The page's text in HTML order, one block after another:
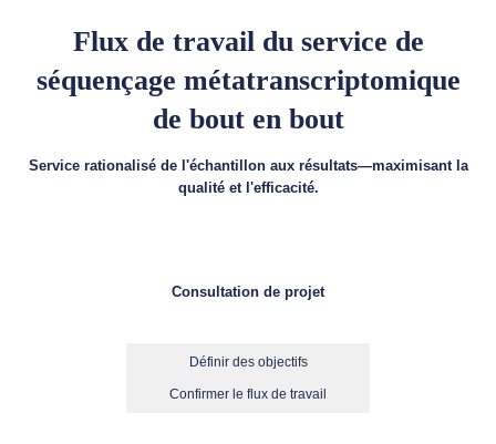
Flux de travail du service de
séquençage métatranscriptomique
de bout en bout
Service rationalisé de l'échantillon aux résultats—maximisant la
qualité et l'efficacité.
Consultation de projet
Définir des objectifs
Confirmer le flux de travail